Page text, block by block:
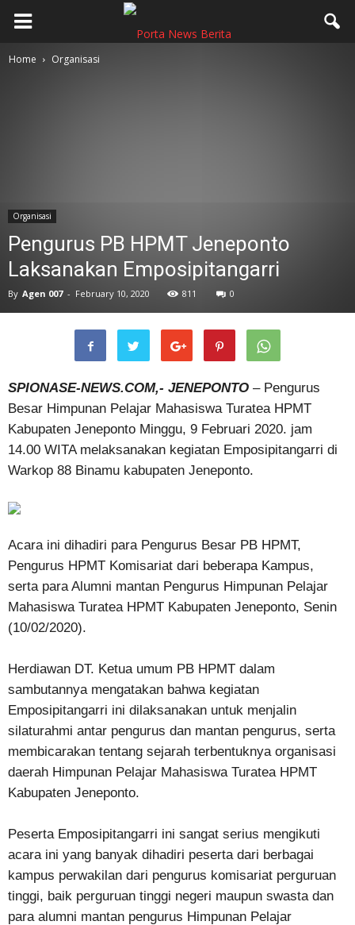
Home Organisasi
Organisasi
Pengurus PB HPMT Jeneponto
Laksanakan Emposipitangarri
By Agen 007 - February 10, 2020 811 0
SPIONASE-NEWS.COM,- JENEPONTO – Pengurus
Besar Himpunan Pelajar Mahasiswa Turatea HPMT
Kabupaten Jeneponto Minggu, 9 Februari 2020. jam
14.00 WITA melaksanakan kegiatan Emposipitangarri di
Warkop 88 Binamu kabupaten Jeneponto.
Acara ini dihadiri para Pengurus Besar PB HPMT,
Pengurus HPMT Komisariat dari beberapa Kampus,
serta para Alumni mantan Pengurus Himpunan Pelajar
Mahasiswa Turatea HPMT Kabupaten Jeneponto, Senin
(10/02/2020).
Herdiawan DT. Ketua umum PB HPMT dalam
sambutannya mengatakan bahwa kegiatan
Emposipitangarri ini dilaksanakan untuk menjalin
silaturahmi antar pengurus dan mantan pengurus, serta
membicarakan tentang sejarah terbentuknya organisasi
daerah Himpunan Pelajar Mahasiswa Turatea HPMT
Kabupaten Jeneponto.
Peserta Emposipitangarri ini sangat serius mengikuti
acara ini yang banyak dihadiri peserta dari berbagai
kampus perwakilan dari pengurus komisariat perguruan
tinggi, baik perguruan tinggi negeri maupun swasta dan
para alumni mantan pengurus Himpunan Pelajar